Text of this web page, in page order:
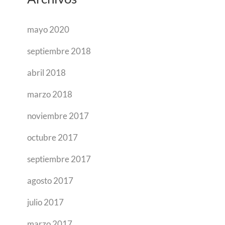
mayo 2020
septiembre 2018
abril 2018
marzo 2018
noviembre 2017
octubre 2017
septiembre 2017
agosto 2017
julio 2017